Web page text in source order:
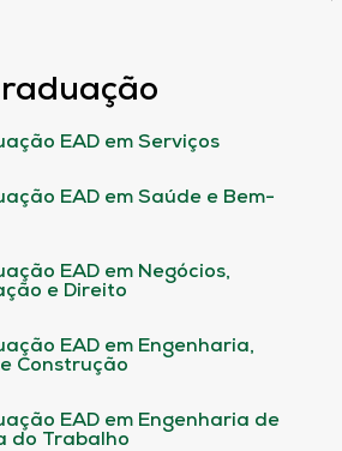
EAD em Serviços
EAD em Saúde e Bem-
EAD em Negócios,
e Direito
EAD em Engenharia,
Construção
EAD em Engenharia de
do Trabalho